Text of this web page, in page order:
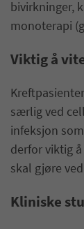
bivirkninger,
monoterapi
Viktig å
særlig ved
infeksjon
derfor viktig
skal gjøre
Kliniske